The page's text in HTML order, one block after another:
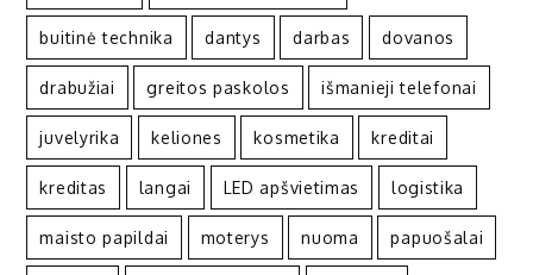
buitinė technika dantys darbas dovanos
drabužiai greitos paskolos išmanieji telefonai
juvelyrika keliones kosmetika kreditai
kreditas langai LED apšvietimas logistika
maisto papildai moterys nuoma papuošalai